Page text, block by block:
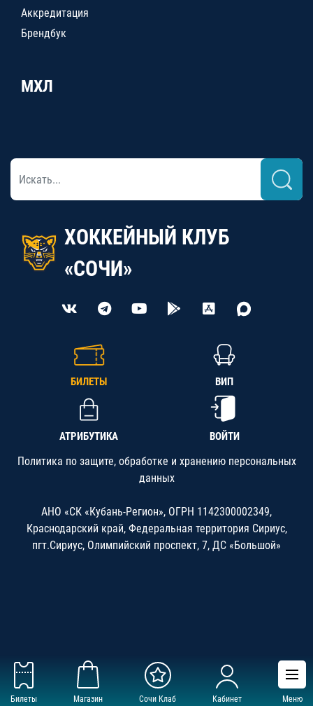
Билеты Магазин Сочи Клаб Кабинет Меню
Аккредитация
Брендбук
МХЛ
ХОККЕЙНЫЙ КЛУБ
«СОЧИ»
БИЛЕТЫ ВИП
АТРИБУТИКА ВОЙТИ
Политика по защите, обработке и хранению персональных
данных
АНО «СК «Кубань-Регион», ОГРН 1142300002349,
Краснодарский край, Федеральная территория Сириус,
пгт.Сириус, Олимпийский проспект, 7, ДС «Большой»